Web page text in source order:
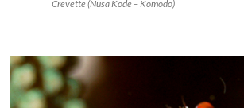
Crevette (Nusa Kode – Komodo)